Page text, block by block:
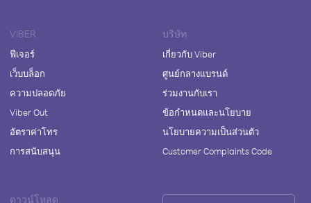
VIBER
ฟีเจอร์
เว็บบล็อก
ความปลอดภัย
Viber Out
อัตราค่าโทร
การสนับสนุน
บริษัท
เกี่ยวกับ Viber
ศูนย์กลางแบรนด์
ร่วมงานกับเรา
ข้อกำหนดและนโยบาย
นโยบายความเป็นส่วนตัว
Customer Complaints Code
ดาวน์โหลด